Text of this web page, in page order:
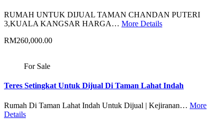
RUMAH UNTUK DIJUAL TAMAN CHANDAN PUTERI
3,KUALA KANGSAR HARGA… More Details
RM260,000.00
For Sale
Teres Setingkat Untuk Dijual Di Taman Lahat Indah
Rumah Di Taman Lahat Indah Untuk Dijual | Kejiranan… More
Details